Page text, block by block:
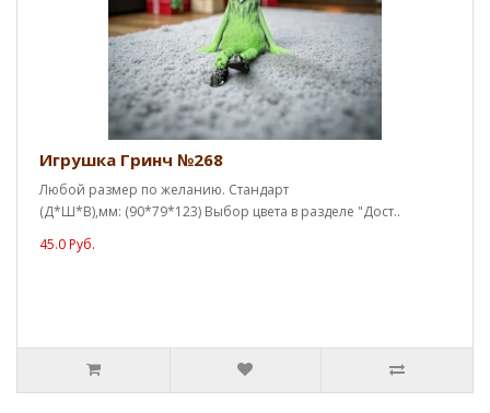
Игрушка Гринч №268
Любой размер по желанию. Стандарт
(Д*Ш*В),мм: (90*79*123) Выбор цвета в разделе "Дост..
45.0 Руб.